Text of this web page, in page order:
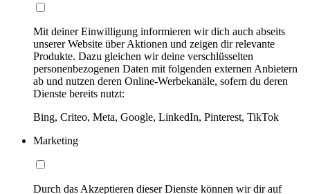
Mit deiner Einwilligung informieren wir dich auch abseits
unserer Website über Aktionen und zeigen dir relevante
Produkte. Dazu gleichen wir deine verschlüsselten
personenbezogenen Daten mit folgenden externen Anbietern
ab und nutzen deren Online-Werbekanäle, sofern du deren
Dienste bereits nutzt:
Bing, Criteo, Meta, Google, LinkedIn, Pinterest, TikTok
Marketing
Durch das Akzeptieren dieser Dienste können wir dir auf